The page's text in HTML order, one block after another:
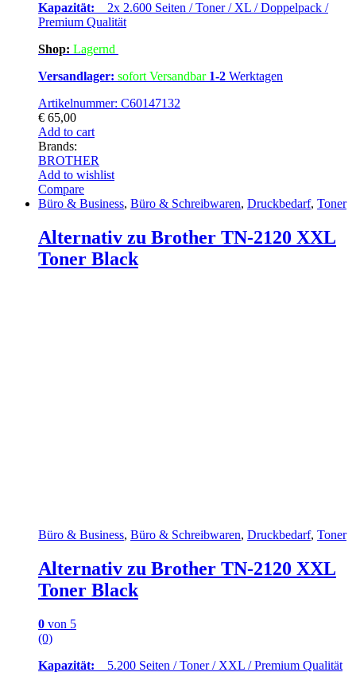
Kapazität: 2x 2.600 Seiten / Toner / XL / Doppelpack /
Premium Qualität
Shop: Lagernd
Versandlager: sofort Versandbar 1-2 Werktagen
Artikelnummer: C60147132
€ 65,00
Add to cart
Brands:
BROTHER
Add to wishlist
Compare
Büro & Business, Büro & Schreibwaren, Druckbedarf, Toner
Alternativ zu Brother TN-2120 XXL
Toner Black
Büro & Business, Büro & Schreibwaren, Druckbedarf, Toner
Alternativ zu Brother TN-2120 XXL
Toner Black
0 von 5
(0)
Kapazität: 5.200 Seiten / Toner / XXL / Premium Qualität